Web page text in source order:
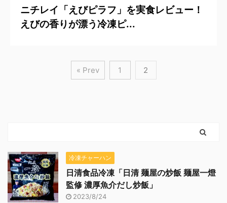
ニチレイ「えびピラフ」を実食レビュー！
えびの香りが漂う冷凍ピ...
« Prev 1 2
冷凍チャーハン
日清食品冷凍「日清 麺屋の炒飯 麺屋一燈
監修 濃厚魚介だし炒飯」
2023/8/24